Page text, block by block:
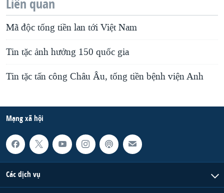
Liên quan
Mã độc tống tiền lan tới Việt Nam
Tin tặc ảnh hưởng 150 quốc gia
Tin tặc tấn công Châu Âu, tống tiền bệnh viện Anh
Mạng xã hội
Các dịch vụ